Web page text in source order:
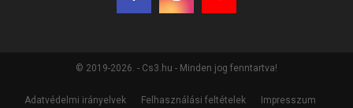
© 2019-2026. - Cs3.hu - Minden jog fenntartva!
Adatvédelmi irányelvek Felhasználási feltételek Impresszum